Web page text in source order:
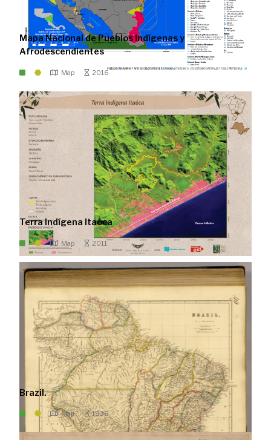
Mapa Nacional de Pueblos Indígenas y
Afrodescendientes
Map 2016
Terra Indígena Itaóca
Map 2011
Brazil.
Map 1838